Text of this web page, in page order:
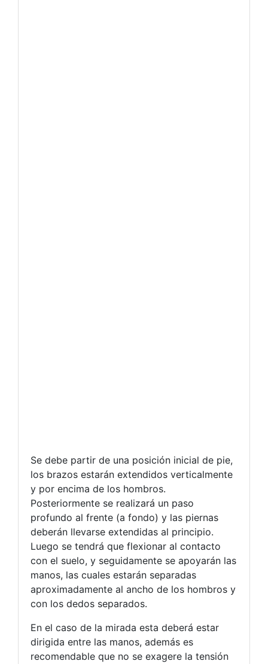
Se debe partir de una posición inicial de pie,
los brazos estarán extendidos verticalmente
y por encima de los hombros.
Posteriormente se realizará un paso
profundo al frente (a fondo) y las piernas
deberán llevarse extendidas al principio.
Luego se tendrá que flexionar al contacto
con el suelo, y seguidamente se apoyarán las
manos, las cuales estarán separadas
aproximadamente al ancho de los hombros y
con los dedos separados.
En el caso de la mirada esta deberá estar
dirigida entre las manos, además es
recomendable que no se exagere la tensión